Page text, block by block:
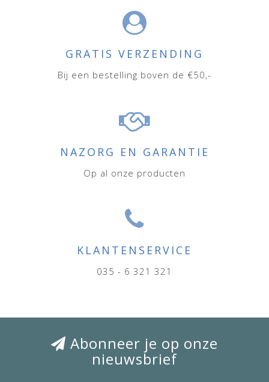
GRATIS VERZENDING
Bij een bestelling boven de €50,-
NAZORG EN GARANTIE
Op al onze producten
KLANTENSERVICE
035 - 6 321 321
Abonneer je op onze
nieuwsbrief